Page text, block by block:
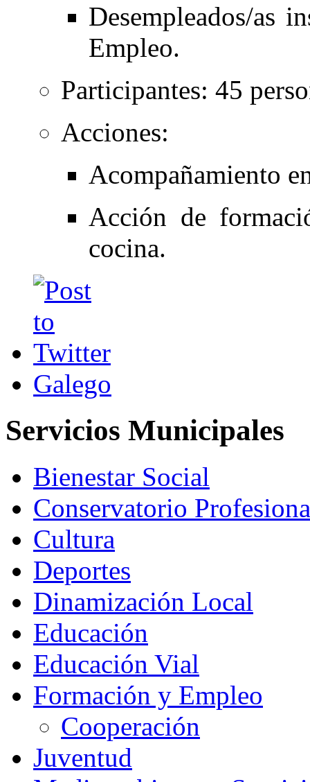
Desempleados/as
Empleo.
Participantes: 45
Acciones:
Acompañamiento
Acción de
cocina.
Galego
Servicios Municipales
Bienestar Social
Conservatorio
Cultura
Deportes
Dinamización Local
Educación
Educación Vial
Formación y Empleo
Cooperación
Juventud